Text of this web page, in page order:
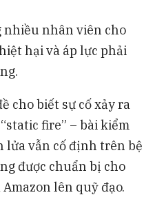
nhiều nhân viên cho
hại và áp lực phải
cho biết sự cố xảy ra
fire” – bài kiểm
lửa vẫn cố định trên bệ
được chuẩn bị cho
lên quỹ đạo.